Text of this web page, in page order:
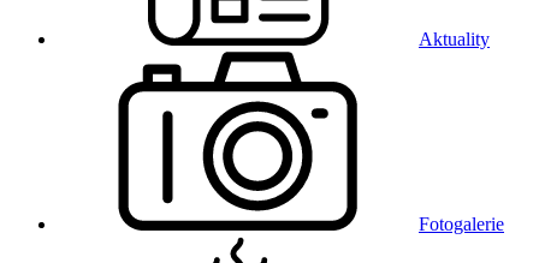
Aktuality
Fotogalerie